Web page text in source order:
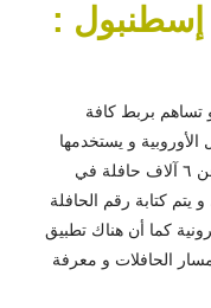
إسطنبول :
تساهم بربط كافة
و يستخدمها
عدد كبير من الناس يوميا إذ يوجد ما يزيد عن ٦ آلاف حافلة في
على ما يزيد عن ٨٠٠ خط ، و يتم كتابة رقم الحافلة
كما أن هناك تطبيق
الحافلات و معرفة